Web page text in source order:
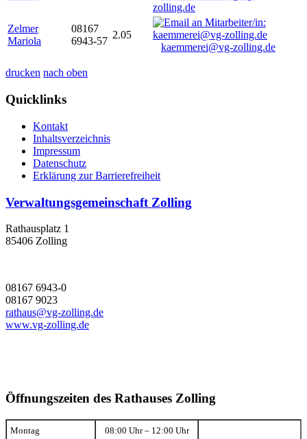
zolling.de
Zelmer
Mariola
08167
6943-57
2.05
kaemmerei@vg-zolling.de
drucken nach oben
Quicklinks
Kontakt
Inhaltsverzeichnis
Impressum
Datenschutz
Erklärung zur Barrierefreiheit
Verwaltungsgemeinschaft Zolling
Rathausplatz 1
85406 Zolling
08167 6943-0
08167 9023
rathaus@vg-zolling.de
www.vg-zolling.de
Öffnungszeiten des Rathauses Zolling
Montag 08:00 Uhr – 12:00 Uhr